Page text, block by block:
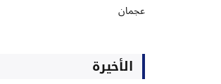
عجمان
الأخيرة